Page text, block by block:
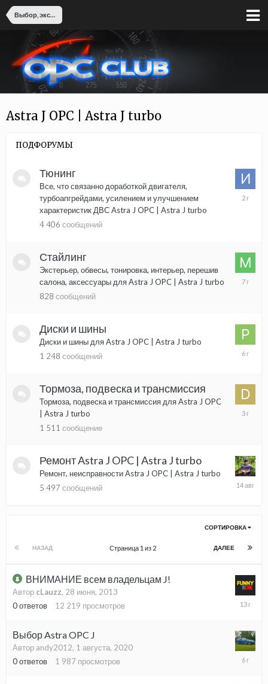
Выбор, эксплуатация и обслуживание OPC моделей
Astra J OPC | Astra J turbo
ПОДФОРУМЫ
Тюнинг
Все, что связанно доработкой двигателя,
турбоапгрейдами, усилением и улучшением
характеристик ДВС Astra J OPC | Astra J turbo
4 406 сообщений
14
Стайлинг
Экстерьер, обвесы, тонировка, интерьер, перешив
салона, аксессуары для Astra J OPC | Astra J turbo
828 сообщений
10
Диски и шины
Диски и шины для Astra J OPC | Astra J turbo
1 248 сообщений
Тормоза, подвеска и трансмиссия
Тормоза, подвеска и трансмиссия для Astra J OPC
| Astra J turbo
1 511 сообщение
27
Ремонт Astra J OPC | Astra J turbo
Ремонт, неисправности Astra J OPC | Astra J turbo
5 497 сообщений
14
СОРТИРОВКА
НАЗАД ДАЛЕЕ
Страница 1 из 2
ВНИМАНИЕ всем владельцам J!
Автор cLauzz, 28 июня, 2013
0ответов 12 219 просмотров
28
Выбор Astra OPC J
Автор andy2012, 1 августа, 2020
0ответов 1 987 просмотров